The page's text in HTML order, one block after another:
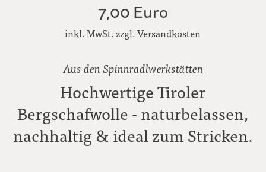
7,00 Euro
inkl. MwSt. zzgl. Versandkosten
Aus den Spinnradlwerkstätten
Hochwertige Tiroler
Bergschafwolle - naturbelassen,
nachhaltig & ideal zum Stricken.